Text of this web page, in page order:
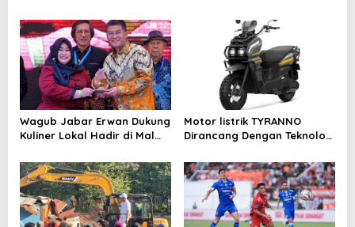
Afiliasi Tersangka MBG
Wagub Jabar Erwan Dukung
Kuliner Lokal Hadir di Mal
Motor listrik TYRANNO
Dirancang Dengan Teknologi